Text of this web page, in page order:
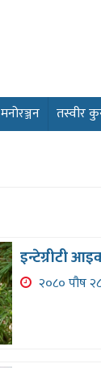
मनोरञ्जन तस्वीर
इन्टेग्रीटी
२०८० पौष २८